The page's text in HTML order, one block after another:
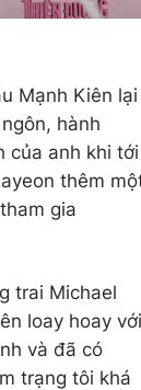
Mạnh Kiên lại
hành
của anh khi tới
thêm
gia
trai Michael
loay hoay với
và đã có
trạng tôi khá